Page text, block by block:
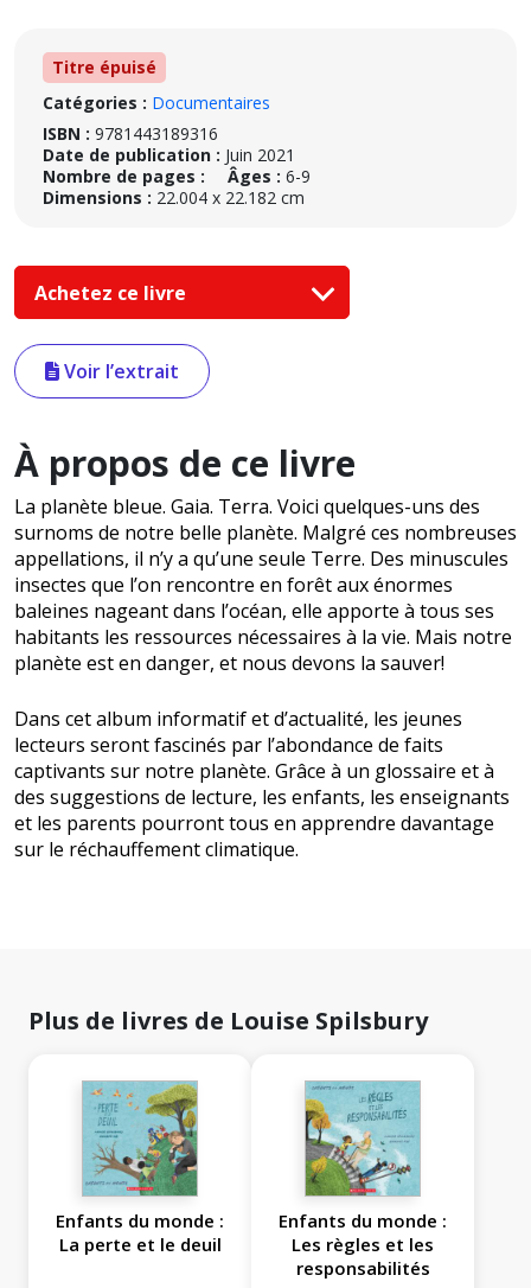
Titre épuisé
Catégories : Documentaires
ISBN : 9781443189316
Date de publication : Juin 2021
Nombre de pages :
Âges : 6-9
Dimensions : 22.004 x 22.182 cm
Achetez ce livre
Voir l’extrait
À propos de ce livre
La planète bleue. Gaia. Terra. Voici quelques-uns des
surnoms de notre belle planète. Malgré ces nombreuses
appellations, il n’y a qu’une seule Terre. Des minuscules
insectes que l’on rencontre en forêt aux énormes
baleines nageant dans l’océan, elle apporte à tous ses
habitants les ressources nécessaires à la vie. Mais notre
planète est en danger, et nous devons la sauver!
Dans cet album informatif et d’actualité, les jeunes
lecteurs seront fascinés par l’abondance de faits
captivants sur notre planète. Grâce à un glossaire et à
des suggestions de lecture, les enfants, les enseignants
et les parents pourront tous en apprendre davantage
sur le réchauffement climatique.
Plus de livres de Louise Spilsbury
Enfants du monde :
La perte et le deuil
Enfants du monde :
Les règles et les
responsabilités